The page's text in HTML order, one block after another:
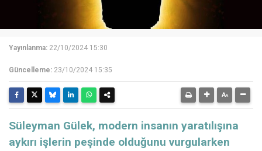
Yayınlanma: 22/10/2024 15:30
Güncelleme: 23/10/2024 15:35
Süleyman Gülek, modern insanın yaratılışına
aykırı işlerin peşinde olduğunu vurgularken